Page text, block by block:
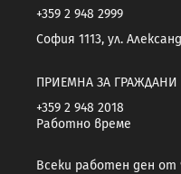
+359 2 948 2999
София 1113, ул.
ПРИЕМНА ЗА ГРАЖДАНИ
+359 2 948 2018
Работно време
Всеки работен ден от